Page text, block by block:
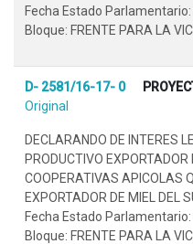
Fecha Estado
Bloque: FRENTE PARA LA
D- 2581/16-17- 0
Original
DECLARANDO DE INTERES
PRODUCTIVO
COOPERATIVAS APICOLAS
EXPORTADOR DE MIEL DEL
Fecha Estado
Bloque: FRENTE PARA LA